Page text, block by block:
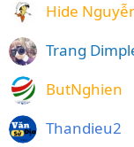
Hide
Trang
ButNghien
Thandieu2